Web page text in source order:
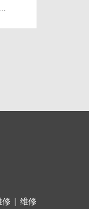
| 维修